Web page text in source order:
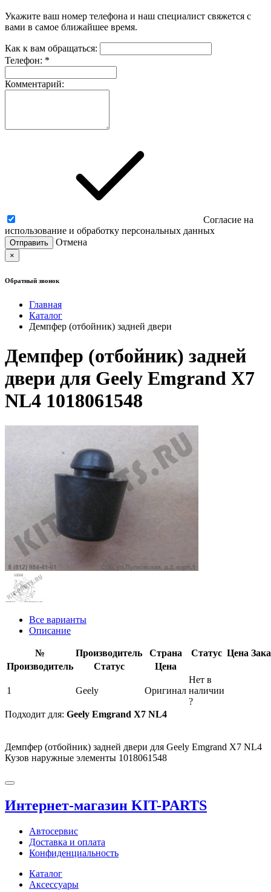
Укажите ваш номер телефона и наш специалист свяжется с
вами в самое ближайшее время.
Как к вам обращаться:
Телефон: *
Комментарий:
Согласие на
использование и обработку персональных данных
Отмена
×
Обратный звонок
Главная
Каталог
Демпфер (отбойник) задней двери
Демпфер (отбойник) задней
двери для Geely Emgrand X7
NL4 1018061548
Все варианты
Описание
№ Производитель Страна Статус Цена
Производитель
Статус Цена
1 Geely Оригинал
Нет в
наличии
?
Подходит для: Geely Emgrand X7 NL4
Демпфер (отбойник) задней двери для Geely Emgrand X7 NL4
Кузов наружные элементы 1018061548
Интернет-магазин KIT-PARTS
Автосервис
Доставка и оплата
Конфиденциальность
Каталог
Аксессуары